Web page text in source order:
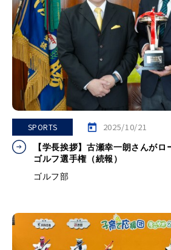
SPORTS 2025/10/21
【学長挨拶】古瀬幸一朗さんが
ゴルフ選手権（続報）
ゴルフ部